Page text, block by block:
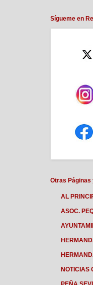
Sígueme en
Otras Páginas
AL
ASOC.
NOTICIAS